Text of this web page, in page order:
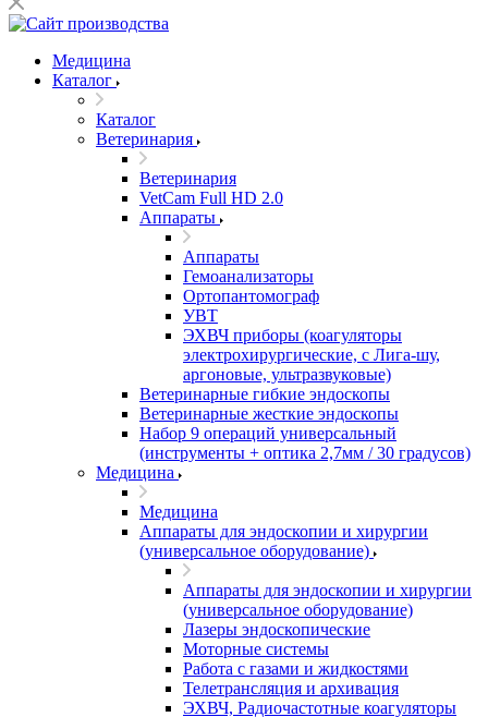
Медицина
Каталог
Каталог
Ветеринария
Ветеринария
VetCam Full HD 2.0
Аппараты
Аппараты
Гемоанализаторы
Ортопантомограф
УВТ
ЭХВЧ приборы (коагуляторы
электрохирургические, с Лига-шу,
аргоновые, ультразвуковые)
Ветеринарные гибкие эндоскопы
Ветеринарные жесткие эндоскопы
Набор 9 операций универсальный
(инструменты + оптика 2,7мм / 30 градусов)
Медицина
Медицина
Аппараты для эндоскопии и хирургии
(универсальное оборудование)
Аппараты для эндоскопии и хирургии
(универсальное оборудование)
Лазеры эндоскопические
Моторные системы
Работа с газами и жидкостями
Телетрансляция и архивация
ЭХВЧ, Радиочастотные коагуляторы